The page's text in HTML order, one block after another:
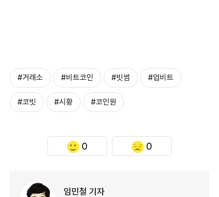
#거래소 #비트코인 #빗썸 #업비트
#코빗 #시황 #코인원
0 0
임민철 기자